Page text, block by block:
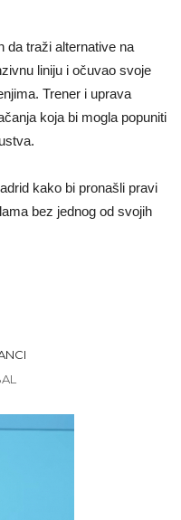
da traži alternative na
liniju i očuvao svoje
Trener i uprava
koja bi mogla popuniti
kako bi pronašli pravi
bez jednog od svojih